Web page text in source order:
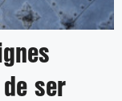
de ser